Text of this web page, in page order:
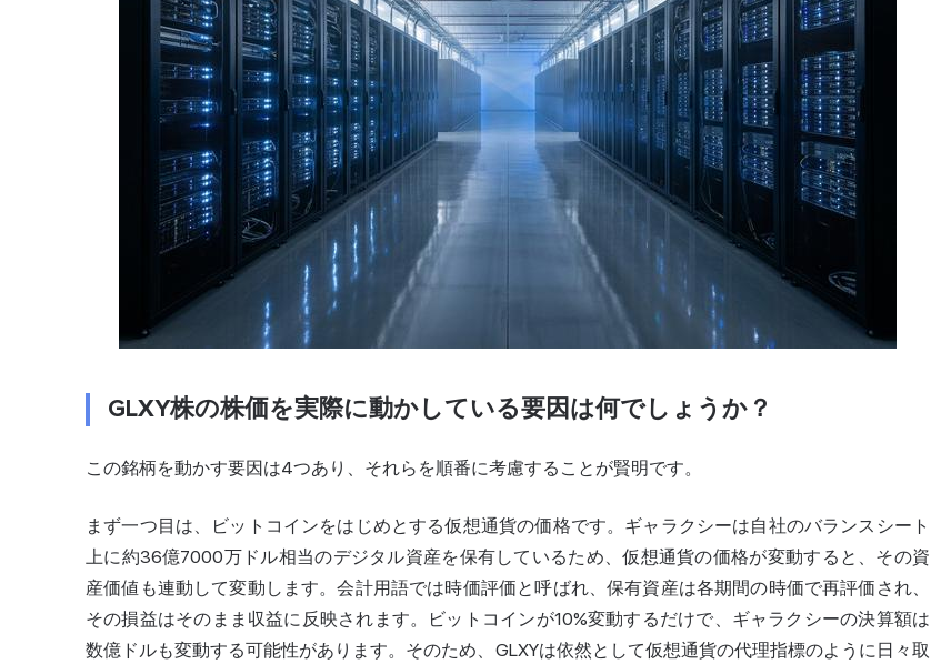
GLXY株の株価を実際に動かしている要因は何でしょうか？
この銘柄を動かす要因は4つあり、それらを順番に考慮することが賢明です。
まず一つ目は、ビットコインをはじめとする仮想通貨の価格です。ギャラクシーは自社のバランスシート
上に約36億7000万ドル相当のデジタル資産を保有しているため、仮想通貨の価格が変動すると、その資
産価値も連動して変動します。会計用語では時価評価と呼ばれ、保有資産は各期間の時価で再評価され、
その損益はそのまま収益に反映されます。ビットコインが10%変動するだけで、ギャラクシーの決算額は
数億ドルも変動する可能性があります。そのため、GLXYは依然として仮想通貨の代理指標のように日々取